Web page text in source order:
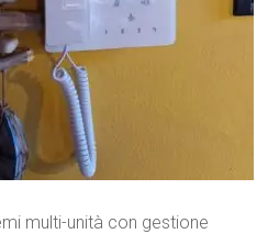
multi-unità con gestione